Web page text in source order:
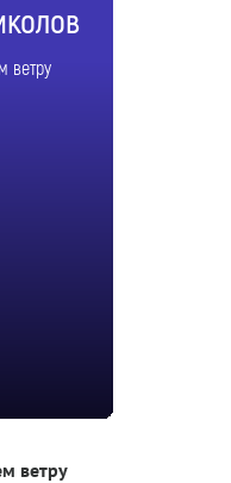
ветру
ветру